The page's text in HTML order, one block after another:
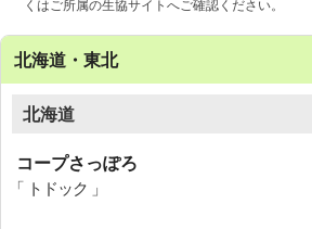
くはご所属の生協サイトへご確認ください。
北海道・東北
北海道
コープさっぽろ
「 トドック 」